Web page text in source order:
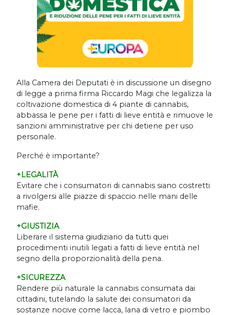
Alla Camera dei Deputati è in discussione un disegno
di legge a prima firma Riccardo Magi che legalizza la
coltivazione domestica di 4 piante di cannabis,
abbassa le pene per i fatti di lieve entità e rimuove le
sanzioni amministrative per chi detiene per uso
personale.
Perché è importante?
+LEGALITÀ
Evitare che i consumatori di cannabis siano costretti
a rivolgersi alle piazze di spaccio nelle mani delle
mafie.
+GIUSTIZIA
Liberare il sistema giudiziario da tutti quei
procedimenti inutili legati a fatti di lieve entità nel
segno della proporzionalità della pena.
+SICUREZZA
Rendere più naturale la cannabis consumata dai
cittadini, tutelando la salute dei consumatori da
sostanze nocive come lacca, lana di vetro e piombo